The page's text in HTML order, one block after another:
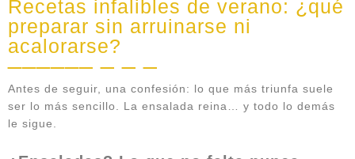
Recetas infalibles de verano: ¿qué
preparar sin arruinarse ni
acalorarse?
Antes de seguir, una confesión: lo que más triunfa suele
ser lo más sencillo. La ensalada reina… y todo lo demás
le sigue.